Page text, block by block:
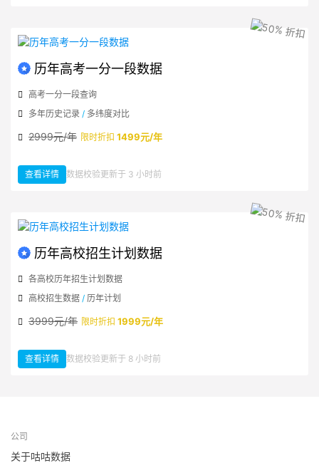
历年高考一分一段数据
高考一分一段查询
多年历史记录 / 多纬度对比
2999元/年 限时折扣 1499元/年
查看详情：历年高考一分一段数据
数据校验更新于 3 小时前
历年高校招生计划数据
各高校历年招生计划数据
高校招生数据 / 历年计划
3999元/年 限时折扣 1999元/年
查看详情：历年高校招生计划数据
数据校验更新于 8 小时前
公司
关于咕咕数据